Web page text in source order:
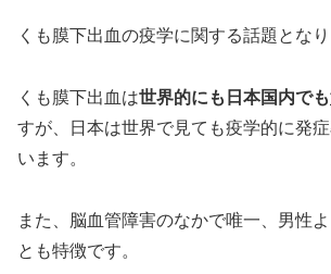
くも膜下出血の疫学に関する話題となり
くも膜下出血は世界的にも日本国内でも
すが、日本は世界で見ても疫学的に発
います。
また、脳血管障害のなかで唯一、男性
とも特徴です。